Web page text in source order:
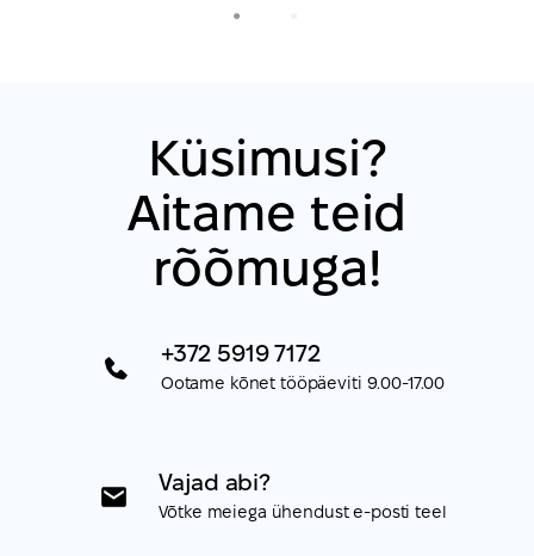
1
Küsimusi?
Aitame teid
rõõmuga!
+372 5919 7172
Ootame kõnet tööpäeviti 9.00-17.00
Vajad abi?
Võtke meiega ühendust e-posti teel